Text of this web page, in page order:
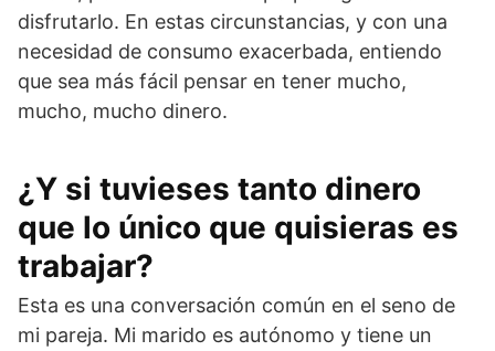
disfrutarlo. En estas circunstancias, y con una
necesidad de consumo exacerbada, entiendo
que sea más fácil pensar en tener mucho,
mucho, mucho dinero.
¿Y si tuvieses tanto dinero
que lo único que quisieras es
trabajar?
Esta es una conversación común en el seno de
mi pareja. Mi marido es autónomo y tiene un